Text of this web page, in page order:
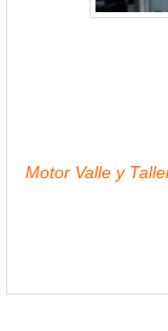
Motor Valle y